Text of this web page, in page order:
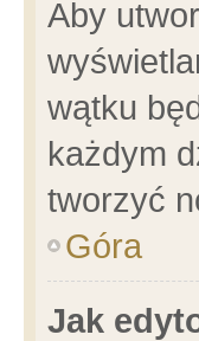
Aby
wątku
każdym
tworzyć
Góra
Jak